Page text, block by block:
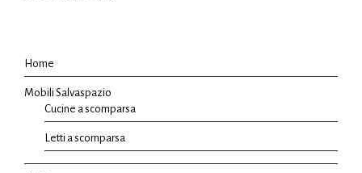
Home
Mobili Salvaspazio
Cucine a scomparsa
Letti a scomparsa